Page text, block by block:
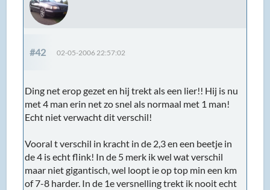
#42 02-05-2006 22:57:02
Ding net erop gezet en hij trekt als een lier!! Hij is nu
met 4 man erin net zo snel als normaal met 1 man!
Echt niet verwacht dit verschil!
Vooral t verschil in kracht in de 2,3 en een beetje in
de 4 is echt flink! In de 5 merk ik wel wat verschil
maar niet gigantisch, wel loopt ie op top min een km
of 7-8 harder. In de 1e versnelling trekt ik nooit echt